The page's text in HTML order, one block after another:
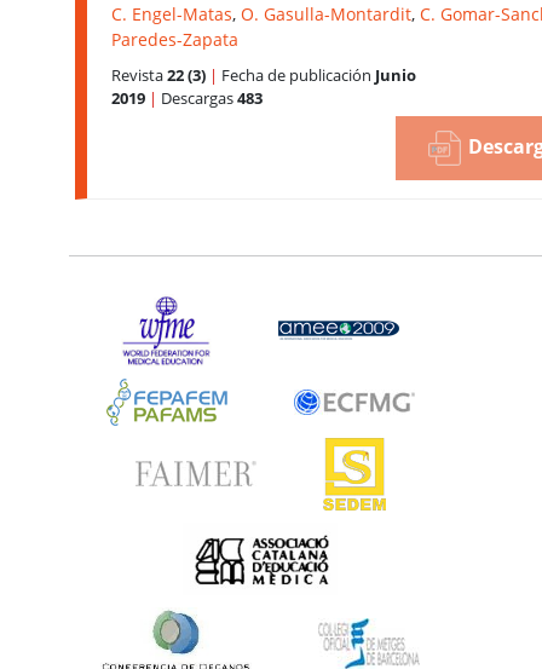
C. Engel-Matas, O. Gasulla-Montardit, C. Gomar-
Paredes-Zapata
Revista22 (3) | Fecha de publicación Junio
2019 | Descargas483